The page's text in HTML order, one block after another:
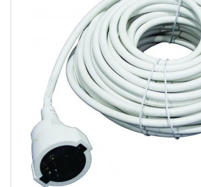
Πολύ μακριά μπαλαντέζα υψηλής
ηλεκτρικά εργαλεία στον κήπο, για να
πιλοτή, να φτάνουν τα ηλεκτρικά σας